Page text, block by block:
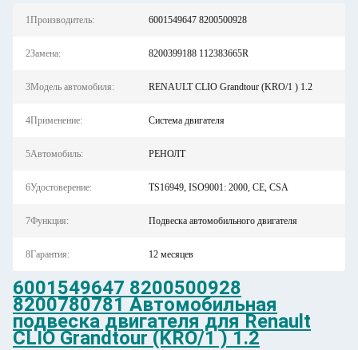
1Производитель: 6001549647 8200500928
2Замена: 8200399188 112383665R
3Модель автомобиля: RENAULT CLIO Grandtour (KRO/1 ) 1.2
4Применение: Система двигателя
5Автомобиль: РЕНОЛТ
6Удостоверение: TS16949, ISO9001: 2000, CE, CSA
7Функция: Подвеска автомобильного двигателя
8Гарантия: 12 месяцев
6001549647 8200500928
8200780781 Автомобильная
подвеска двигателя для Renault
CLIO Grandtour (KRO/1 ) 1.2